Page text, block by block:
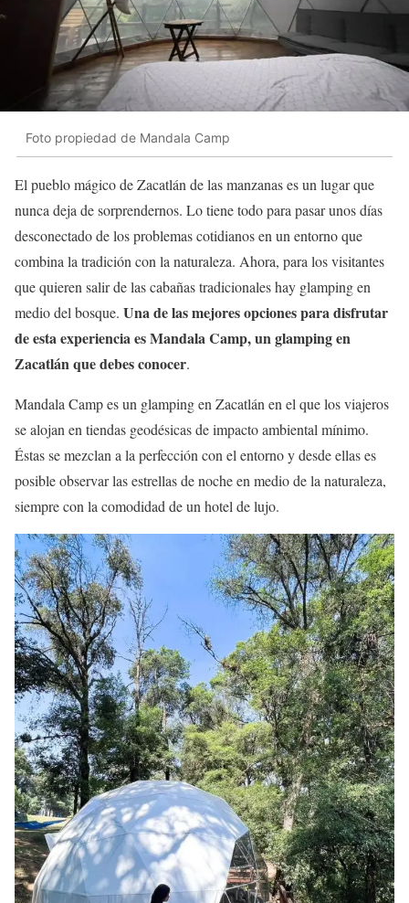
Foto propiedad de Mandala Camp
El pueblo mágico de Zacatlán de las manzanas es un lugar que
nunca deja de sorprendernos. Lo tiene todo para pasar unos días
desconectado de los problemas cotidianos en un entorno que
combina la tradición con la naturaleza. Ahora, para los visitantes
que quieren salir de las cabañas tradicionales hay glamping en
medio del bosque. Una de las mejores opciones para disfrutar
de esta experiencia es Mandala Camp, un glamping en
Zacatlán que debes conocer.
Mandala Camp es un glamping en Zacatlán en el que los viajeros
se alojan en tiendas geodésicas de impacto ambiental mínimo.
Éstas se mezclan a la perfección con el entorno y desde ellas es
posible observar las estrellas de noche en medio de la naturaleza,
siempre con la comodidad de un hotel de lujo.